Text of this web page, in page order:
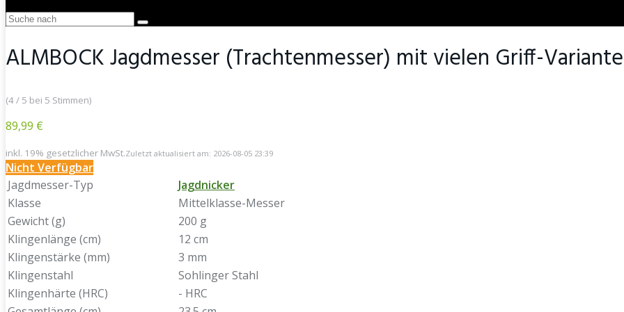
ALMBOCK Jagdmesser (Trachtenmesser) mit vielen Griff-
(4 / 5 bei 5 Stimmen)
89,99 €
inkl. 19% gesetzlicher MwSt.Zuletzt aktualisiert am: 2026-08-05 23:39
Nicht Verfügbar
Jagdmesser-Typ
Jagdnicker
Klasse
Mittelklasse-Messer
Gewicht (g)
200 g
Klingenlänge (cm)
12 cm
Klingenstärke (mm)
3 mm
Klingenstahl
Sohlinger Stahl
Klingenhärte (HRC)
- HRC